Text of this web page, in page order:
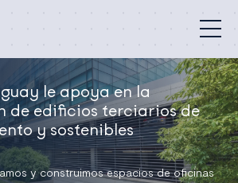
le apoya en la
de edificios terciarios de
y sostenibles
y construimos espacios de oficinas
profesionales
Nuestra misión
Compromisos